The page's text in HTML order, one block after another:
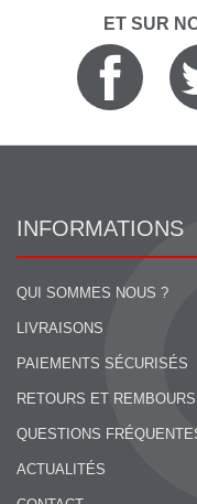
ET SUR
INFORMATIONS
QUI SOMMES NOUS ?
LIVRAISONS
PAIEMENTS SÉCURISÉS
RETOURS ET
QUESTIONS
ACTUALITÉS